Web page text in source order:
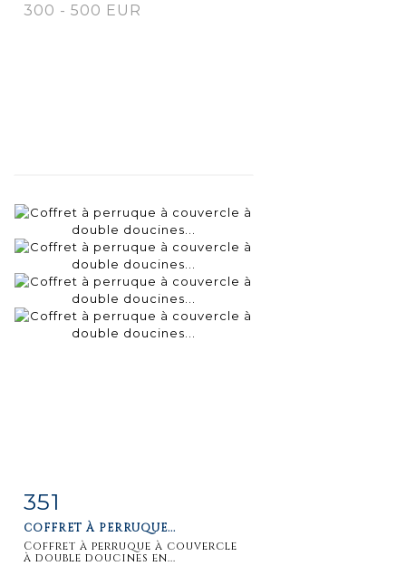
300 - 500 EUR
détaillée
351
COFFRET À PERRUQUE...
Coffret à perruque à couvercle
à double doucines en...